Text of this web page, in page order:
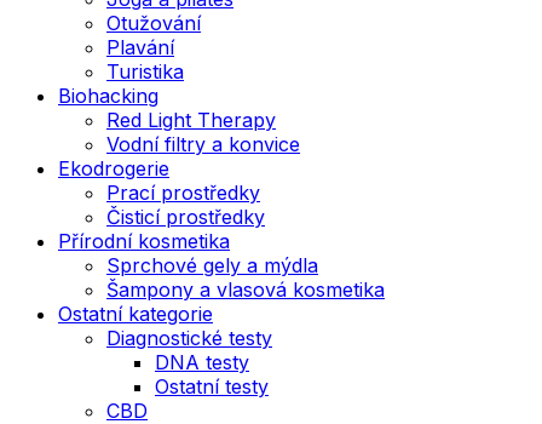
Otužování
Plavání
Turistika
Biohacking
Red Light Therapy
Vodní filtry a konvice
Ekodrogerie
Prací prostředky
Čisticí prostředky
Přírodní kosmetika
Sprchové gely a mýdla
Šampony a vlasová kosmetika
Ostatní kategorie
Diagnostické testy
DNA testy
Ostatní testy
CBD